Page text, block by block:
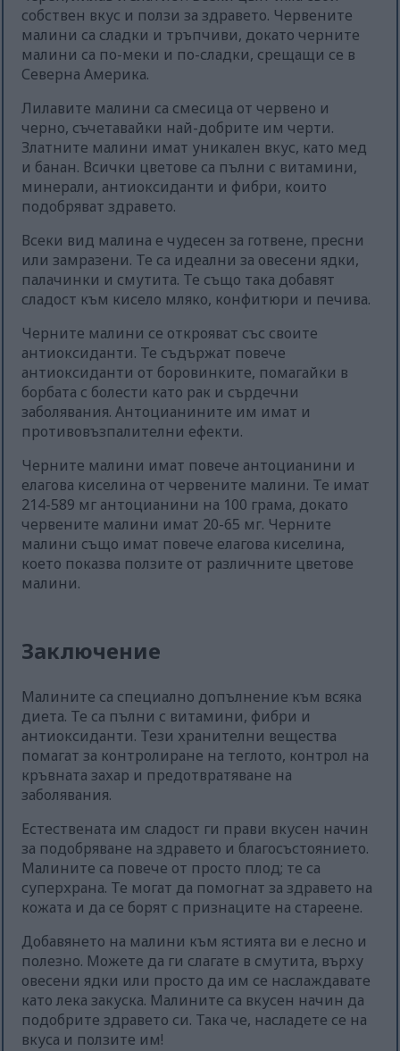
собствен вкус и ползи за здравето. Червените
малини са сладки и тръпчиви, докато черните
малини са по-меки и по-сладки, срещащи се в
Северна Америка.
Лилавите малини са смесица от червено и
черно, съчетавайки най-добрите им черти.
Златните малини имат уникален вкус, като мед
и банан. Всички цветове са пълни с витамини,
минерали, антиоксиданти и фибри, които
подобряват здравето.
Всеки вид малина е чудесен за готвене, пресни
или замразени. Те са идеални за овесени ядки,
палачинки и смутита. Те също така добавят
сладост към кисело мляко, конфитюри и печива.
Черните малини се открояват със своите
антиоксиданти. Те съдържат повече
антиоксиданти от боровинките, помагайки в
борбата с болести като рак и сърдечни
заболявания. Антоцианините им имат и
противовъзпалителни ефекти.
Черните малини имат повече антоцианини и
елагова киселина от червените малини. Те имат
214-589 мг антоцианини на 100 грама, докато
червените малини имат 20-65 мг. Черните
малини също имат повече елагова киселина,
което показва ползите от различните цветове
малини.
Заключение
Малините са специално допълнение към всяка
диета. Те са пълни с витамини, фибри и
антиоксиданти. Тези хранителни вещества
помагат за контролиране на теглото, контрол на
кръвната захар и предотвратяване на
заболявания.
Естествената им сладост ги прави вкусен начин
за подобряване на здравето и благосъстоянието.
Малините са повече от просто плод; те са
суперхрана. Те могат да помогнат за здравето на
кожата и да се борят с признаците на стареене.
Добавянето на малини към ястията ви е лесно и
полезно. Можете да ги слагате в смутита, върху
овесени ядки или просто да им се наслаждавате
като лека закуска. Малините са вкусен начин да
подобрите здравето си. Така че, насладете се на
вкуса и ползите им!